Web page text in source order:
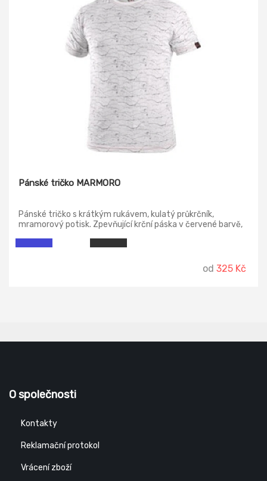
Pánské tričko MARMORO
Pánské tričko s krátkým rukávem, kulatý průkrčník,
mramorový potisk. Zpevňující krční páska v červené barvě,
od 325 Kč
O společnosti
Kontakty
Reklamační protokol
Vrácení zboží